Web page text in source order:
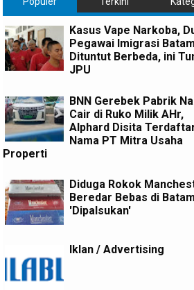
Kasus Vape Narkoba,
Pegawai Imigrasi Batam
Dituntut Berbeda, ini
JPU
BNN Gerebek Pabrik
Cair di Ruko Milik AHr,
Alphard Disita
Nama PT Mitra Usaha
Properti
Diduga Rokok
Beredar Bebas di Batam
'Dipalsukan'
Iklan / Advertising